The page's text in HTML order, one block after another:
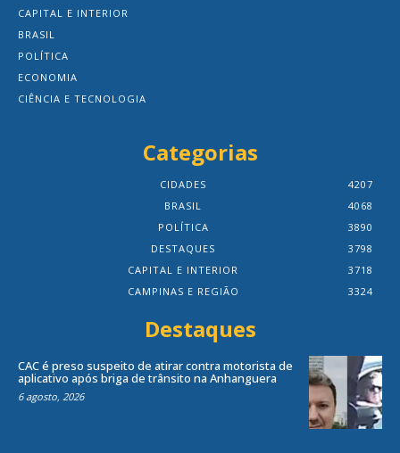
CAPITAL E INTERIOR
BRASIL
POLÍTICA
ECONOMIA
CIÊNCIA E TECNOLOGIA
Categorias
CIDADES
4207
BRASIL
4068
POLÍTICA
3890
DESTAQUES
3798
CAPITAL E INTERIOR
3718
CAMPINAS E REGIÃO
3324
Destaques
CAC é preso suspeito de atirar contra motorista de
aplicativo após briga de trânsito na Anhanguera
6 agosto, 2026